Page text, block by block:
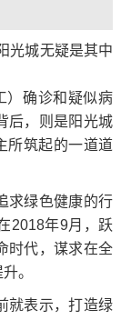
光城无疑是其中
确诊和疑似病
后，则是阳光城
所筑起的一道道
绿色健康的行
2018年9月，跃
时代，谋求在全
。
表示，打造绿